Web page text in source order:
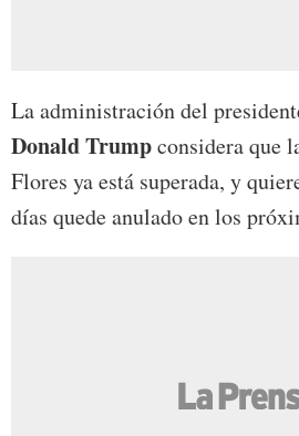
La administración del
Donald Trumpconsidera que
Flores ya está superada, y
días quede anulado en los